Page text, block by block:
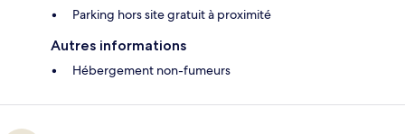
Parking hors site gratuit à proximité
Autres informations
Hébergement non-fumeurs